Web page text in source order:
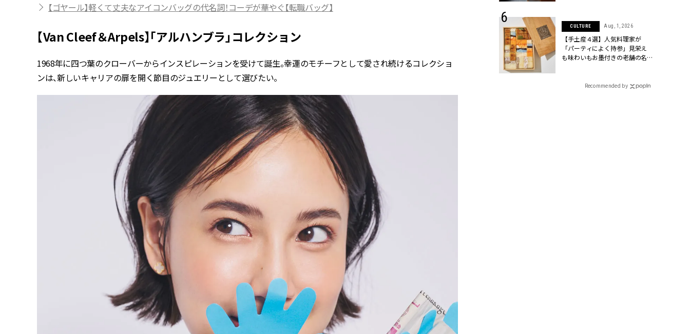
【ゴヤール】軽くて丈夫なアイコンバッグの代名詞！コーデが華やぐ【転職バッグ】
【Van Cleef＆Arpels】「アルハンブラ」コレクション
1968年に四つ葉のクローバーからインスピレーションを受けて誕生。幸運のモチーフとして愛され続けるコレクショ
ンは、新しいキャリアの扉を開く節目のジュエリーとして選びたい。
朝の“寝ぐせ直し”はもういらな
CLASSY.[クラッシィ]
CULTURE Aug, 1, 2026
【手土産４選】人気料理家が
「パーティによく持参」見栄え
も味わいもお墨付きの老舗の名
Recommended by